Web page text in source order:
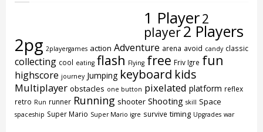
1 Player2
player2 Players
2pg 2playergames action Adventure arena avoid candy classic
collecting cool eating flash Flying free Friv Igre fun
highscore journey Jumping keyboard kids
Multiplayer obstacles one button pixelated platform reflex
retro Run runner Running shooter Shooting skill Space
spaceship Super Mario Super Mario igre survive timing Upgrades war